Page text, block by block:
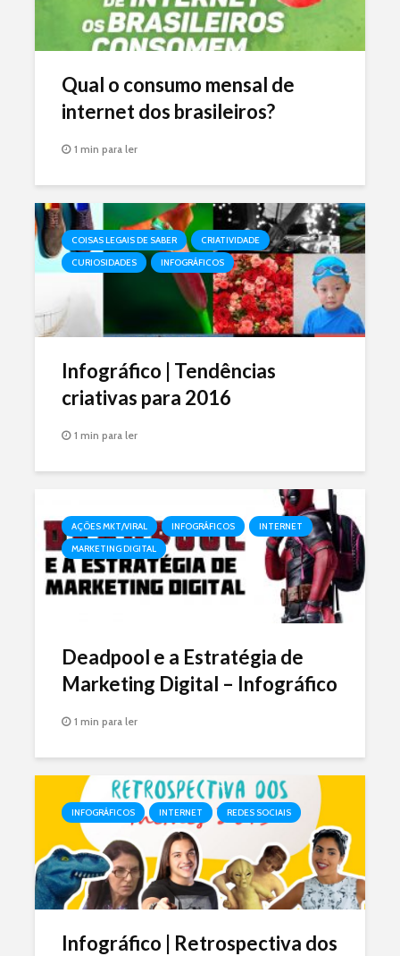
Qual o consumo mensal de
internet dos brasileiros?
1 min para ler
COISAS LEGAIS DE SABER
CRIATIVIDADE
CURIOSIDADES
INFOGRÁFICOS
Infográfico | Tendências
criativas para 2016
1 min para ler
AÇÕES MKT/VIRAL INFOGRÁFICOS
INTERNET
MARKETING DIGITAL
Deadpool e a Estratégia de
Marketing Digital – Infográfico
1 min para ler
INFOGRÁFICOS INTERNET REDES SOCIAIS
Infográfico | Retrospectiva dos